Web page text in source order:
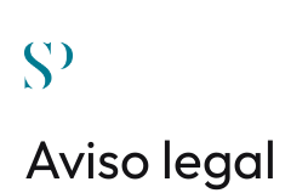
contenido
Aviso legal